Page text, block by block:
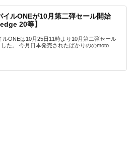
イルONEが10月第二弾セール開始
20等】
ルONEは10月25日11時より10月第二弾セール
た。 今月日本発売されたばかりののmoto